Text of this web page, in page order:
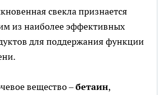
свекла признается
из наиболее эффективных
для поддержания функции
вещество –бетаин,